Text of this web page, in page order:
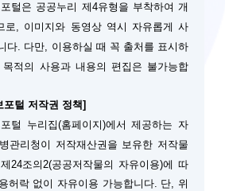
털은 공공누리 제4유형을 부착하여 개
로, 이미지와 동영상 역시 자유롭게 사
다. 다만, 이용하실 때 꼭 출처를 표시하
적의 사용과 내용의 편집은 불가능합
포털 저작권 정책]
털 누리집(홈페이지)에서 제공하는 자
관리청이 저작재산권을 보유한 저작물
24조의2(공공저작물의 자유이용)에 따
허락 없이 자유이용 가능합니다. 단, 위